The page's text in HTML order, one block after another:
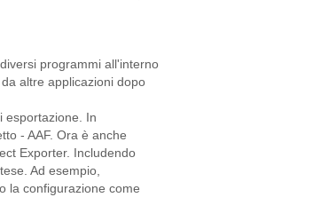
programmi all'interno
altre applicazioni dopo
esportazione. In
- AAF. Ora è anche
Exporter. Includendo
Ad esempio,
la configurazione come